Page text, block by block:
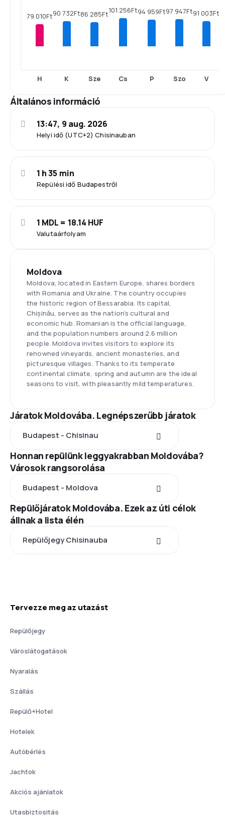
79 010Ft
H
90 732Ft
K
86 285Ft
Sze
101 256Ft
Cs
94 959Ft
P
97 947Ft
Szo
91 003Ft
V
Általános információ
Helyi idő (UTC+2) Chisinauban
13:47, 9 aug. 2026
Repülési idő Budapestről
1 h 35 min
Valutaárfolyam
1 MDL = 18.14 HUF
Moldova
Moldova, located in Eastern Europe, shares borders
with Romania and Ukraine. The country occupies
the historic region of Bessarabia. Its capital,
Chișinău, serves as the nation’s cultural and
economic hub. Romanian is the official language,
and the population numbers around 2.6 million
people. Moldova invites visitors to explore its
renowned vineyards, ancient monasteries, and
picturesque villages. Thanks to its temperate
continental climate, spring and autumn are the ideal
seasons to visit, with pleasantly mild temperatures.
Járatok Moldovába. Legnépszerűbb járatok
Budapest - Chisinau
Honnan repülünk leggyakrabban Moldovába?
Városok rangsorolása
Budapest - Moldova
Repülőjáratok Moldovába. Ezek az úti célok
állnak a lista élén
Repülőjegy Chisinauba
Tervezze meg az utazást
Repülőjegy
Városlátogatások
Nyaralás
Szállás
Repülő+Hotel
Hotelek
Autóbérlés
Jachtok
Akciós ajánlatok
Utasbiztositás